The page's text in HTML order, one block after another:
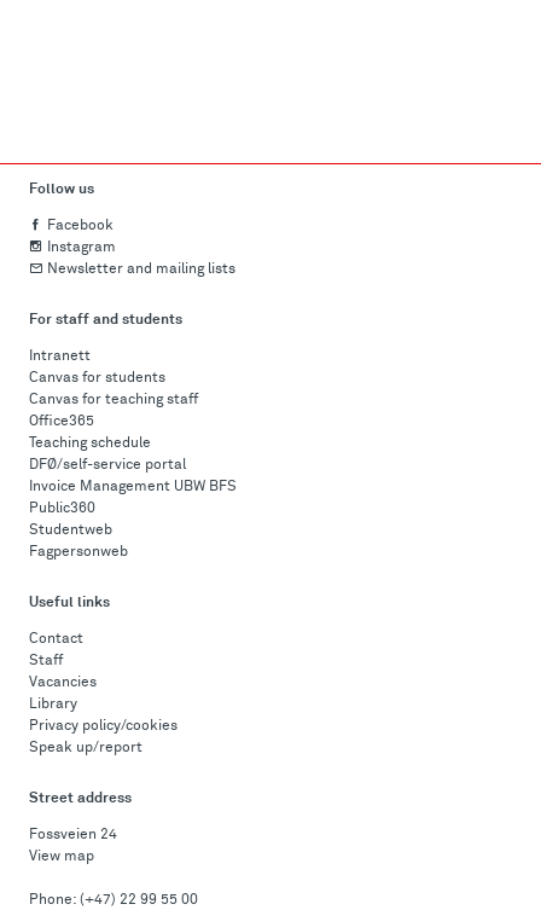
Follow us
Facebook
Instagram
Newsletter and mailing lists
For staff and students
Intranett
Canvas for students
Canvas for teaching staff
Office365
Teaching schedule
DFØ/self-service portal
Invoice Management UBW BFS
Public360
Studentweb
Fagpersonweb
Useful links
Contact
Staff
Vacancies
Library
Privacy policy/cookies
Speak up/report
Street address
Fossveien 24
View map
Phone: (+47) 22 99 55 00